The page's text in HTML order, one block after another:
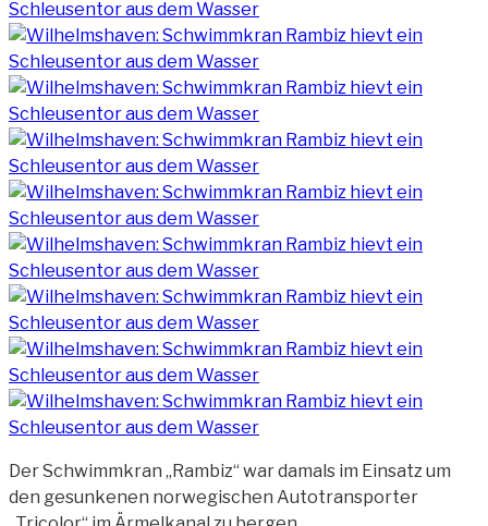
Der Schwimmkran „Rambiz“ war damals im Einsatz um
den gesunkenen norwegischen Autotransporter